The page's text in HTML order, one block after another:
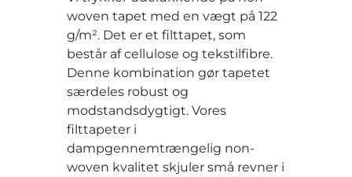
woven tapet med en vægt på 122
g/m². Det er et filttapet, som
består af cellulose og tekstilfibre.
Denne kombination gør tapetet
særdeles robust og
modstandsdygtigt. Vores
filttapeter i
dampgennemtrængelig non-
woven kvalitet skjuler små revner i